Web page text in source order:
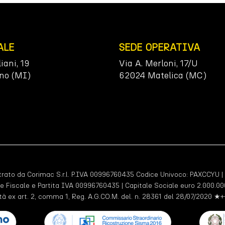
19
(MI)
SEDE OPERATIVA
Via A. Merloni, 17/U
62024 Matelica (MC)
da Corimac S.r.l. P.IVA 00996760435 Codice Univoco: PAXCCYU
Fiscale e Partita IVA 00996760435 | Capitale Sociale euro
ex art. 2, comma 1, Reg. A.G.CO.M. del. n. 28361 del 28/07/2020